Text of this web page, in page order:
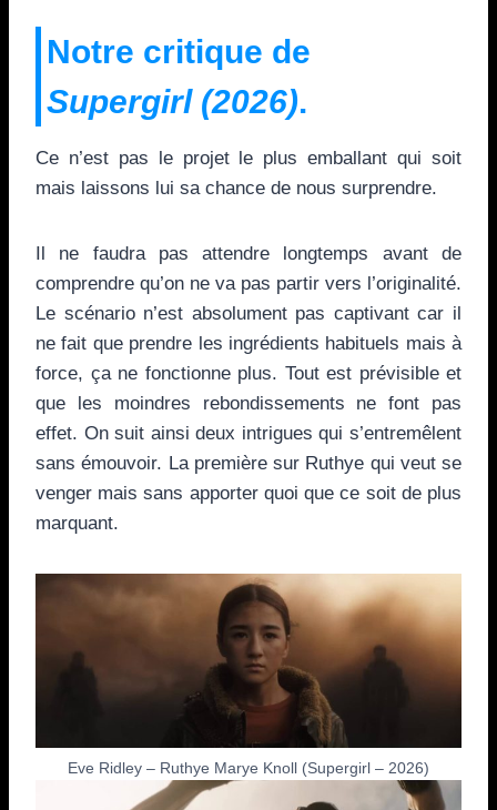
Notre critique de
Supergirl (2026).
Ce n’est pas le projet le plus emballant qui soit
mais laissons lui sa chance de nous surprendre.
Il ne faudra pas attendre longtemps avant de
comprendre qu’on ne va pas partir vers l’originalité.
Le scénario n’est absolument pas captivant car il
ne fait que prendre les ingrédients habituels mais à
force, ça ne fonctionne plus. Tout est prévisible et
que les moindres rebondissements ne font pas
effet. On suit ainsi deux intrigues qui s’entremêlent
sans émouvoir. La première sur Ruthye qui veut se
venger mais sans apporter quoi que ce soit de plus
marquant.
Eve Ridley – Ruthye Marye Knoll (Supergirl – 2026)